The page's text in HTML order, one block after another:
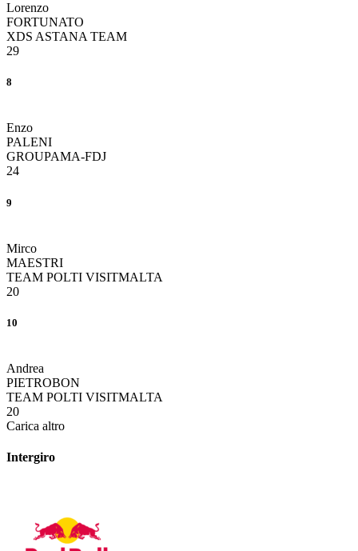
Lorenzo
FORTUNATO
XDS ASTANA TEAM
29
8
Enzo
PALENI
GROUPAMA-FDJ
24
9
Mirco
MAESTRI
TEAM POLTI VISITMALTA
20
10
Andrea
PIETROBON
TEAM POLTI VISITMALTA
20
Carica altro
Intergiro